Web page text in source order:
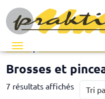
Menu
Accueil
Brosses et
7 résultats affichés